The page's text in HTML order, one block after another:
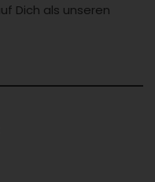
Dich als unseren